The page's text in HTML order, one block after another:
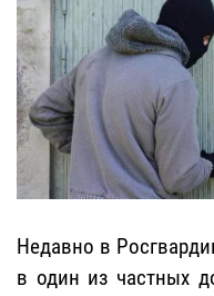
Недавно в
в один из частных